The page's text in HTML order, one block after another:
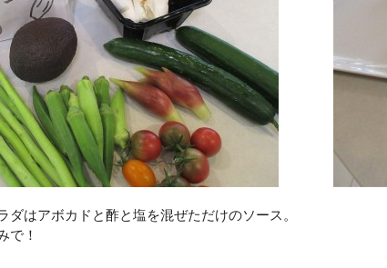
ダはアボカドと酢と塩を混ぜただけのソース。
で！